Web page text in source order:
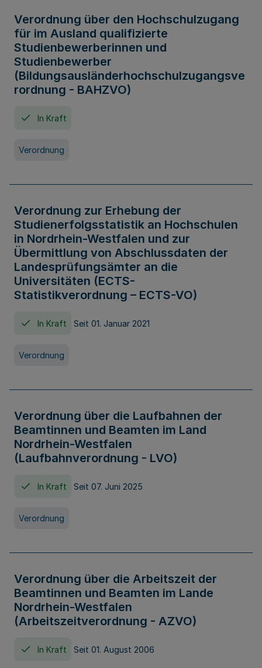
Verordnung über den Hochschulzugang
für im Ausland qualifizierte
Studienbewerberinnen und
Studienbewerber
(Bildungsausländerhochschulzugangsve
rordnung - BAHZVO)
In Kraft
Verordnung
Verordnung zur Erhebung der
Studienerfolgsstatistik an Hochschulen
in Nordrhein-Westfalen und zur
Übermittlung von Abschlussdaten der
Landesprüfungsämter an die
Universitäten (ECTS-
Statistikverordnung – ECTS-VO)
In Kraft Seit 01. Januar 2021
Verordnung
Verordnung über die Laufbahnen der
Beamtinnen und Beamten im Land
Nordrhein-Westfalen
(Laufbahnverordnung - LVO)
In Kraft Seit 07. Juni 2025
Verordnung
Verordnung über die Arbeitszeit der
Beamtinnen und Beamten im Lande
Nordrhein-Westfalen
(Arbeitszeitverordnung - AZVO)
In Kraft Seit 01. August 2006